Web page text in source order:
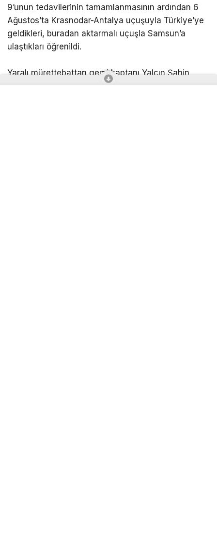
9’unun tedavilerinin tamamlanmasının ardından 6
Ağustos’ta Krasnodar-Antalya uçuşuyla Türkiye’ye
geldikleri, buradan aktarmalı uçuşla Samsun’a
ulaştıkları öğrenildi.
Yaralı mürettebattan gemi kaptanı Yalçın Şahin,
stajyer Emircan Kılıç, güverte stajyeri Mert Necip